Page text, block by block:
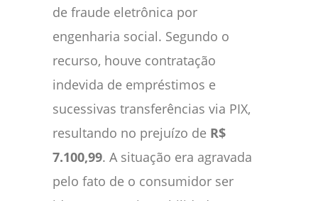
de fraude eletrônica por
engenharia social. Segundo o
recurso, houve contratação
indevida de empréstimos e
sucessivas transferências via PIX,
resultando no prejuízo de R$
7.100,99. A situação era agravada
pelo fato de o consumidor ser